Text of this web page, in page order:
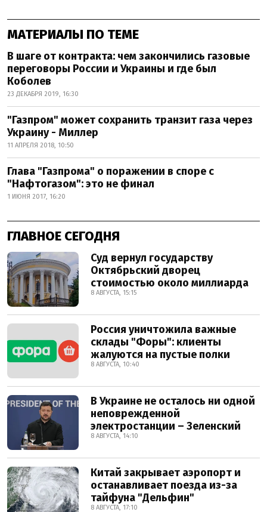
МАТЕРИАЛЫ ПО ТЕМЕ
В шаге от контракта: чем закончились газовые
переговоры России и Украины и где был
Коболев
23 ДЕКАБРЯ 2019, 16:30
"Газпром" может сохранить транзит газа через
Украину - Миллер
11 АПРЕЛЯ 2018, 10:50
Глава "Газпрома" о поражении в споре с
"Нафтогазом": это не финал
1 ИЮНЯ 2017, 16:20
ГЛАВНОЕ СЕГОДНЯ
Суд вернул государству
Октябрьский дворец
стоимостью около миллиарда
8 АВГУСТА, 15:15
Россия уничтожила важные
склады "Форы": клиенты
жалуются на пустые полки
8 АВГУСТА, 10:40
В Украине не осталось ни одной
неповрежденной
электростанции – Зеленский
8 АВГУСТА, 14:10
Китай закрывает аэропорт и
останавливает поезда из-за
тайфуна "Дельфин"
8 АВГУСТА, 17:10